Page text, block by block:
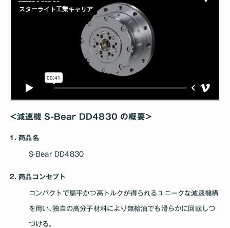
<減速機 S-Bear DD4830 の概要>
商品名
S-Bear DD4830
商品コンセプト
コンパクトで扁平かつ高トルクが得られるユニークな減速機構
を用い､独自の高分子材料により無給油でも滑らかに回転しつ
づける｡